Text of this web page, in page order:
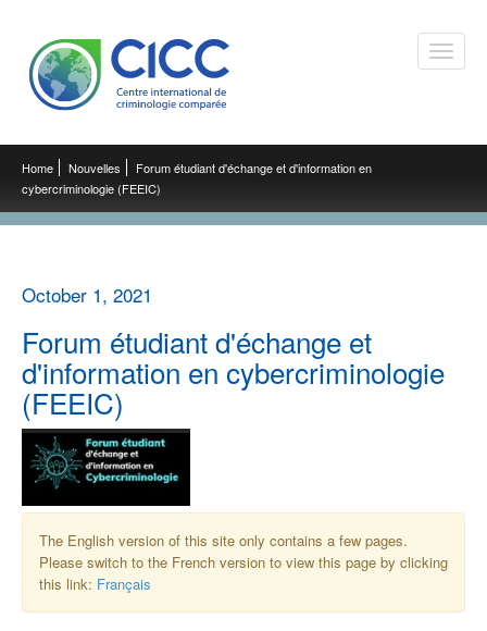
Toggle
Home Nouvelles
Forum étudiant d'échange et d'information en
cybercriminologie (FEEIC)
October 1, 2021
Forum étudiant d'échange et
d'information en cybercriminologie
(FEEIC)
The English version of this site only contains a few pages.
Please switch to the French version to view this page by clicking
this link: Français